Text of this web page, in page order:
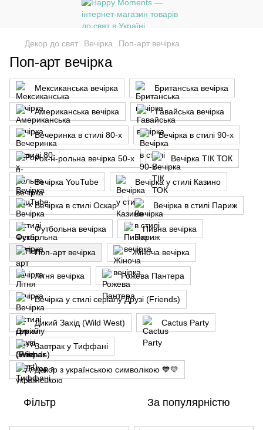
Декор до свят Вечірка Поп-арт вечірка
Поп-арт вечірка
Мексиканська вечірка Британська вечірка
Американська вечірка Гавайська вечірка
Вечеринка в стилі 80-х Вечірка в стилі 90-х
Рок-н-рольна вечірка 50-х Вечірка ТІК ТОК
Вечірка YouTube Вечірка у стилі Казино
Вечірка в стилі Оскар Вечірка в стилі Париж
Футбольна вечірка Пивна вечірка
Поп-арт вечірка Жіноча вечірка
Літня вечірка Рожева Пантера
Вечірка у стилі серіалу Друзі (Friends)
Дикий Захід (Wild West) Cactus Party
Завтрак у Тиффані
Декор з українською символікою 💙💛
Фільтр За популярністю